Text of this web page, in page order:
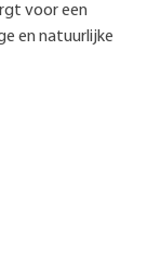
voor een
en natuurlijke